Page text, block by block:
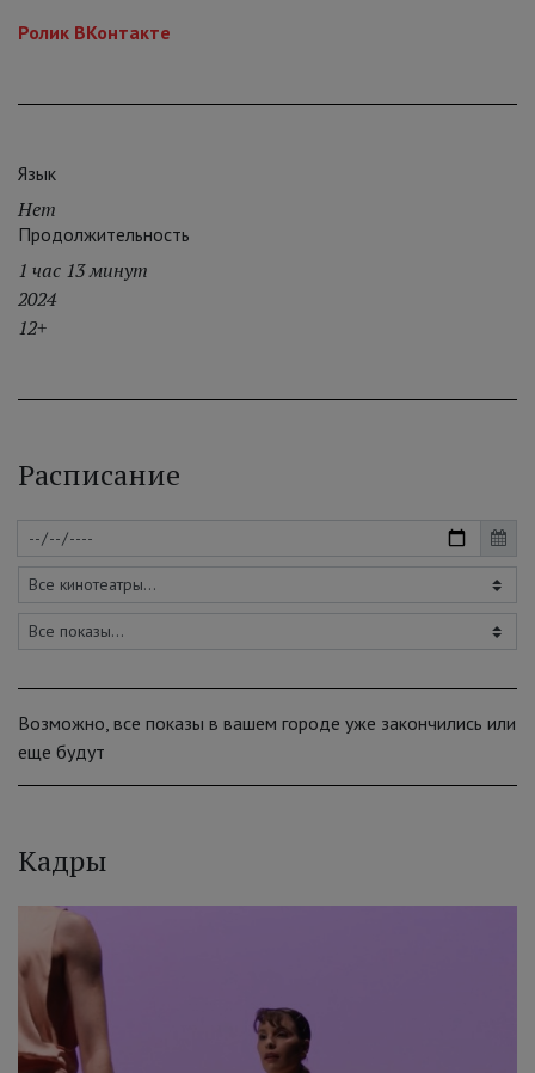
Ролик ВКонтакте
Язык
Нет
Продолжительность
1 час 13 минут
2024
12+
Расписание
Возможно, все показы в вашем городе уже закончились или
еще будут
Кадры